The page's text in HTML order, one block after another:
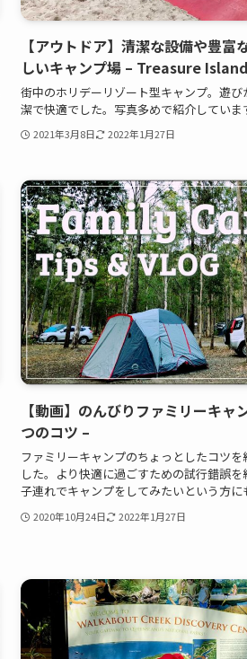
【アウトドア】清潔な設備や豊富
しいキャンプ場 – Treasure
街中のホリデーリゾート型キャンプ。遊
潔で快適でした。写真多めで紹介していま
2021年3月8日 2022年1月27日
【動画】のんびりファミリーキャ
つのコツ –
ファミリーキャンプのちょっとしたコツを
した。より快適に過ごすための試行錯誤
子連れでキャンプをしてみたいという方に
2020年10月24日 2022年1月27日